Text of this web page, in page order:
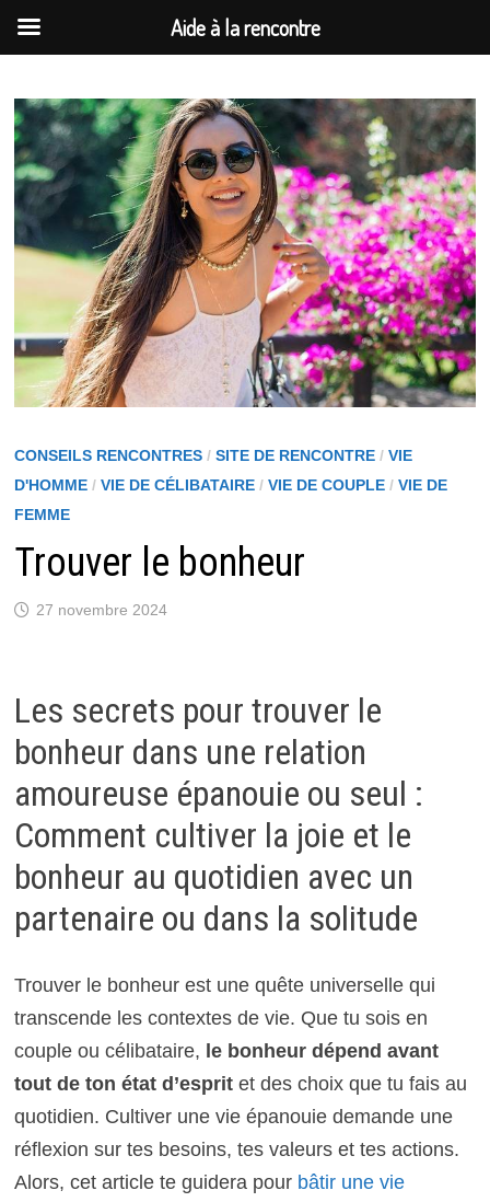
au
contenu
CONSEILS RENCONTRES/ SITE DE RENCONTRE/ VIE
D'HOMME/ VIE DE CÉLIBATAIRE/ VIE DE COUPLE/ VIE DE
FEMME
Trouver le bonheur
27 novembre 2024
Les secrets pour trouver le
bonheur dans une relation
amoureuse épanouie ou seul :
Comment cultiver la joie et le
bonheur au quotidien avec un
partenaire ou dans la solitude
Trouver le bonheur est une quête universelle qui
transcende les contextes de vie. Que tu sois en
couple ou célibataire, le bonheur dépend avant
tout de ton état d’espritet des choix que tu fais au
quotidien. Cultiver une vie épanouie demande une
réflexion sur tes besoins, tes valeurs et tes actions.
Alors, cet article te guidera pour bâtir une vie
Aide à la rencontre